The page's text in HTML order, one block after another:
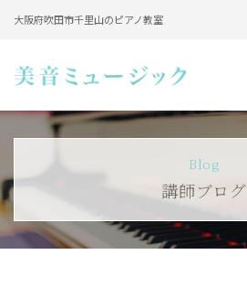
大阪府吹田市千里山のピアノ教室
Blog
講師ブログ